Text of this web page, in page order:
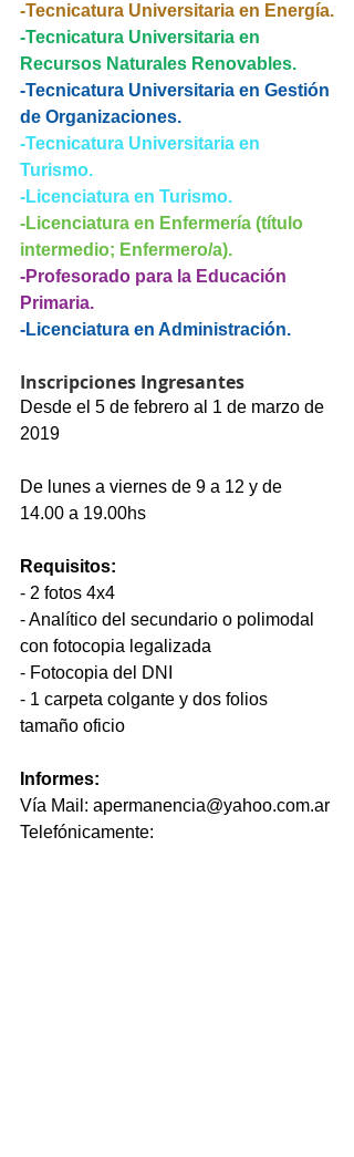
-Tecnicatura Universitaria en Energía.
-Tecnicatura Universitaria en
Recursos Naturales Renovables.
-Tecnicatura Universitaria en Gestión
de Organizaciones.
-Tecnicatura Universitaria en
Turismo.
-Licenciatura en Turismo.
-Licenciatura en Enfermería (título
intermedio; Enfermero/a).
-Profesorado para la Educación
Primaria.
-Licenciatura en Administración.
Inscripciones Ingresantes
Desde el 5 de febrero al 1 de marzo de
2019
De lunes a viernes de 9 a 12 y de
14.00 a 19.00hs
Requisitos:
- 2 fotos 4x4
- Analítico del secundario o polimodal
con fotocopia legalizada
- Fotocopia del DNI
- 1 carpeta colgante y dos folios
tamaño oficio
Informes:
Vía Mail: apermanencia@yahoo.com.ar
Telefónicamente: